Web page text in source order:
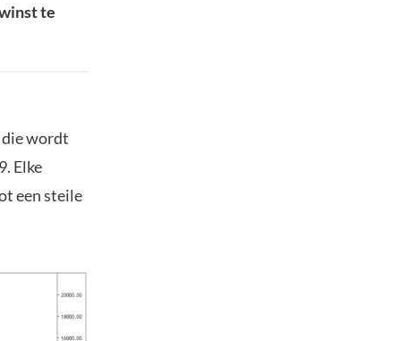
te
die wordt
Elke
een steile